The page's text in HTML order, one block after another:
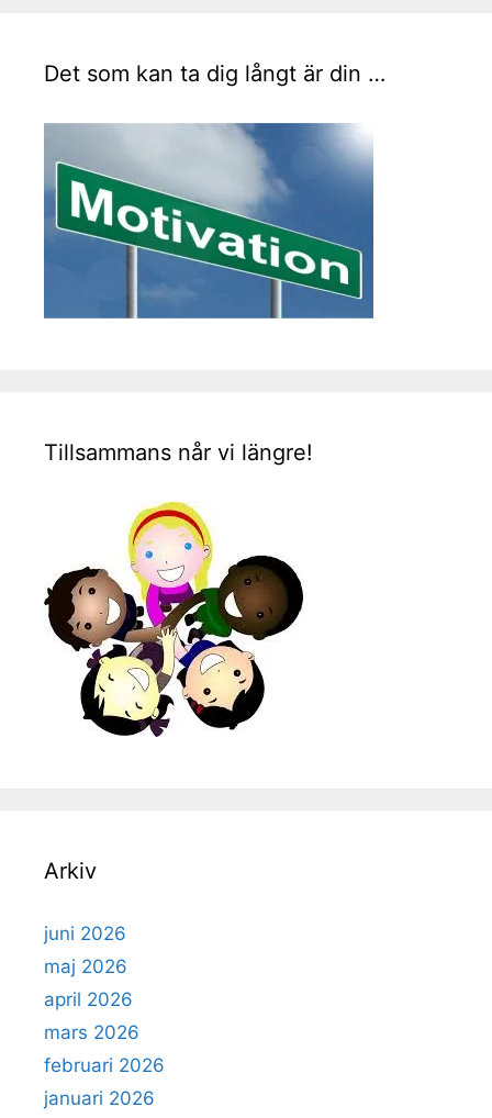
Det som kan ta dig långt är din …
Tillsammans når vi längre!
Arkiv
juni 2026
maj 2026
april 2026
mars 2026
februari 2026
januari 2026